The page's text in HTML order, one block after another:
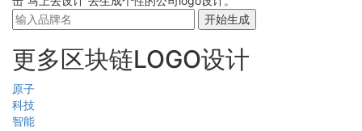
开始生成
更多区块链LOGO设计
原子
科技
智能